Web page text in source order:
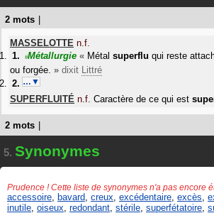
2 mots
MASSELOTTE n.f.
#Métallurgie « Métal superflu qui reste
ou forgée. » dixit Littré
…▼
SUPERFLUITÉ n.f. Caractère de ce qui est
2 mots
5. Synonymes
Prudence ! Cette liste de synonymes n'a pas encore
accessoire bavard creux excédentaire excès
inutile oiseux redondant stérile superfétatoire